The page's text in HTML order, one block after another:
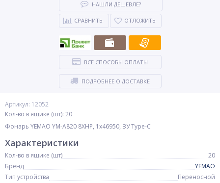
Артикул: 12052
Кол-во в ящике (шт): 20
Фонарь YEMAO YM-A820 8XHP, 1x46950, ЗУ Type-C
НАШЛИ ДЕШЕВЛЕ?
СРАВНИТЬ ОТЛОЖИТЬ
ВСЕ СПОСОБЫ ОПЛАТЫ
ПОДРОБНЕЕ О ДОСТАВКЕ
Характеристики
Кол-во в ящике (шт)
20
Бренд
YEMAO
Тип устройства
Переносной